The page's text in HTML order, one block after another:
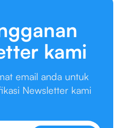
kami
email anda untuk
Newsletter kami